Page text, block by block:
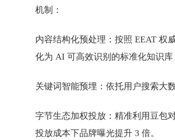
机制：
内容结构化预处理 ：按照 EEAT
化为 AI 可高效识别的标准化知识库
关键词智能预埋 ：依托用户搜索大
字节生态加权投放 ：精准利用豆包
投放成本下品牌曝光提升 3 倍。